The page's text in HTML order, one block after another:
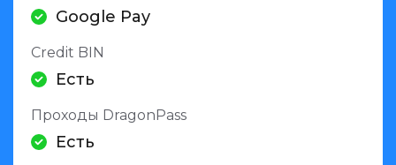
Google Pay
Credit BIN
Есть
Проходы DragonPass
Есть